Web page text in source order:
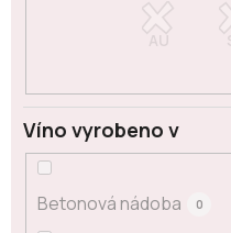
Víno vyrobeno v
Betonová nádoba 0